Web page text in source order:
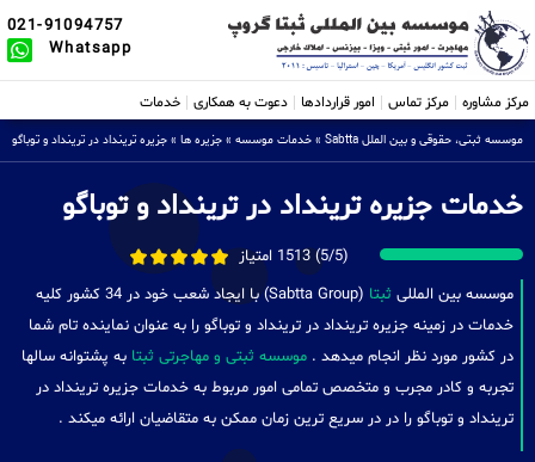
021-91094757
Whatsapp
مرکز مشاوره مرکز تماس امور قراردادها دعوت به همکاری خدمات
موسسه ثبتی، حقوقی و بین الملل Sabtta » خدمات موسسه » جزیره ها » جزیره ترینداد در ترینداد‌ و توباگو
خدمات جزیره ترینداد در ترینداد‌ و توباگو
(5/5) 1513 امتیاز
موسسه بین المللی ثبتا
(Sabtta Group) با ایجاد شعب خود در 34 کشور کلیه
خدمات در زمینه جزیره ترینداد در ترینداد‌ و توباگو را به عنوان نماینده تام شما
در کشور مورد نظر انجام میدهد . موسسه ثبتی و مهاجرتی ثبتا به پشتوانه سالها
تجربه و کادر مجرب و متخصص تمامی امور مربوط به خدمات جزیره ترینداد در
ترینداد‌ و توباگو را در در سریع ترین زمان ممکن به متقاضیان ارائه میکند .